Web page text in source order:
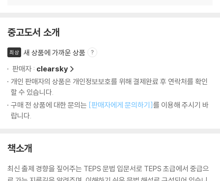
중고도서 소개
최상
새 상품에 가까운 상품
판매자 : clearsky
개인 판매자의 상품은 개인정보보호를 위해 결제완료 후 연락처를 확인
할 수 있습니다.
구매 전 상품에 대한 문의는 [판매자에게 문의하기]를 이용해 주시기 바
랍니다.
책소개
최신 출제 경향을 짚어주는 TEPS 문법 입문서로 TEPS 초급에서 중급으